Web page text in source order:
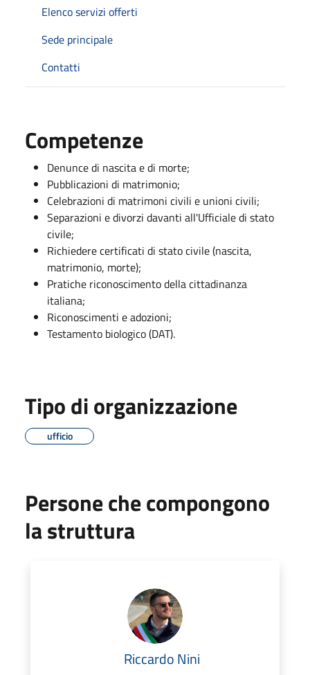
Elenco servizi offerti
Sede principale
Contatti
Competenze
Denunce di nascita e di morte;
Pubblicazioni di matrimonio;
Celebrazioni di matrimoni civili e unioni civili;
Separazioni e divorzi davanti all'Ufficiale di stato
civile;
Richiedere certificati di stato civile (nascita,
matrimonio, morte);
Pratiche riconoscimento della cittadinanza
italiana;
Riconoscimenti e adozioni;
Testamento biologico (DAT).
Tipo di organizzazione
ufficio
Persone che compongono
la struttura
Riccardo Nini